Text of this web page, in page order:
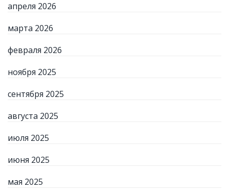
апреля 2026
марта 2026
февраля 2026
ноября 2025
сентября 2025
августа 2025
июля 2025
июня 2025
мая 2025